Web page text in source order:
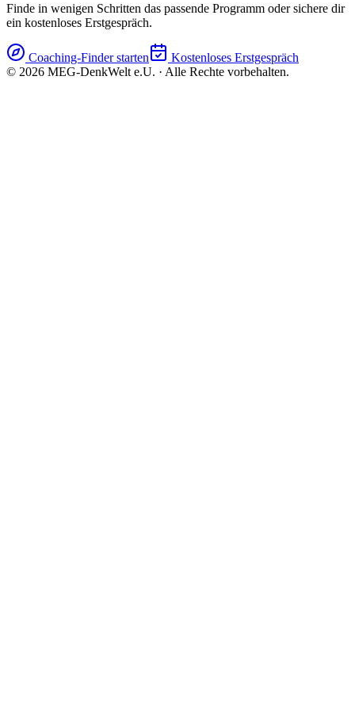
Finde in wenigen Schritten das passende Programm oder sichere dir
ein kostenloses Erstgespräch.
Coaching-Finder starten
Kostenloses Erstgespräch
© 2026 MEG-DenkWelt e.U. · Alle Rechte vorbehalten.